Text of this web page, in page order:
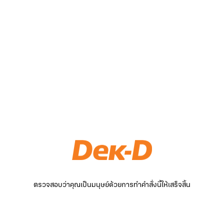
ตรวจสอบว่าคุณเป็นมนุษย์ด้วยการทำคำสั่งนี้ให้เสร็จสิ้น